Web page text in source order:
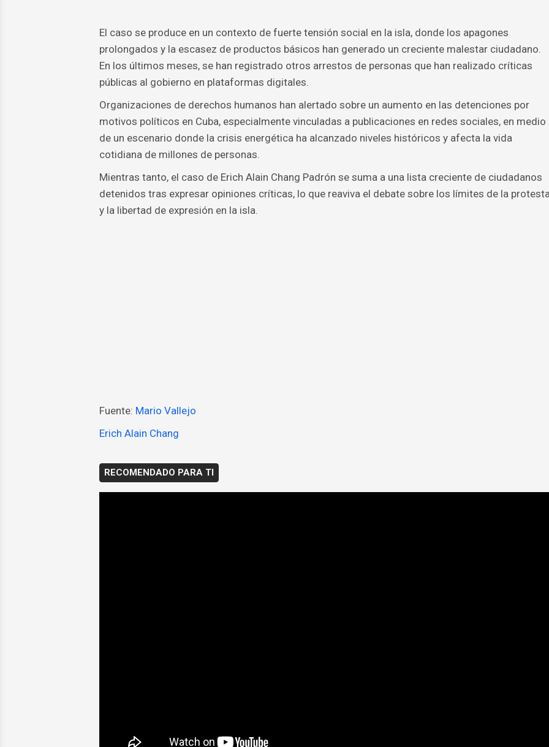
El caso se produce en un contexto de fuerte tensión social en la isla, donde los apagones
prolongados y la escasez de productos básicos han generado un creciente malestar ciudadano.
En los últimos meses, se han registrado otros arrestos de personas que han realizado críticas
públicas al gobierno en plataformas digitales.
Organizaciones de derechos humanos han alertado sobre un aumento en las detenciones por
motivos políticos en Cuba, especialmente vinculadas a publicaciones en redes sociales, en medio
de un escenario donde la crisis energética ha alcanzado niveles históricos y afecta la vida
cotidiana de millones de personas.
Mientras tanto, el caso de Erich Alain Chang Padrón se suma a una lista creciente de ciudadanos
detenidos tras expresar opiniones críticas, lo que reaviva el debate sobre los límites de la
y la libertad de expresión en la isla.
Fuente: Mario Vallejo
Erich Alain Chang
RECOMENDADO PARA TI